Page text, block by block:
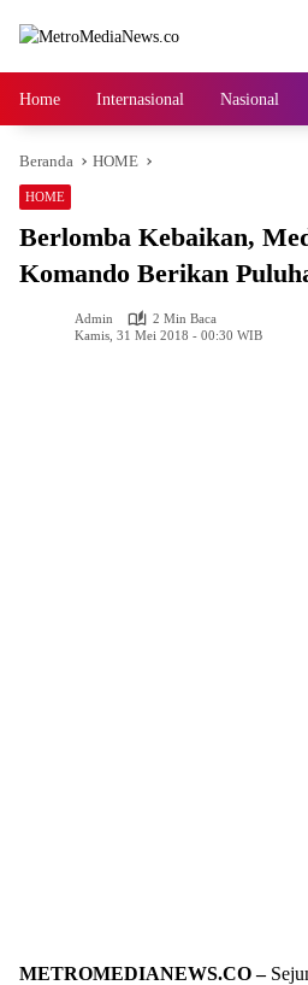
Home Internasional Nasional
Beranda HOME
HOME
Berlomba Kebaikan,
Komando Berikan
Admin
2 Min Baca
Kamis, 31 Mei 2018 - 00:30 WIB
METROMEDIANEWS.CO –